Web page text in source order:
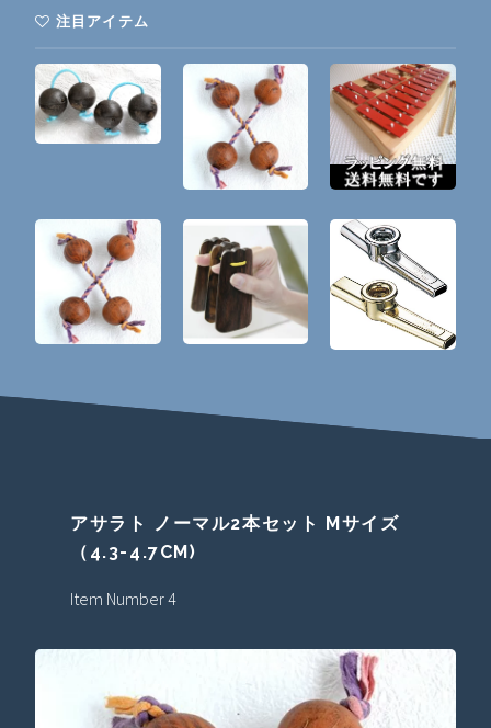
注目アイテム
アサラト ノーマル2本セット Mサイズ
（4.3-4.7CM)
Item Number 4